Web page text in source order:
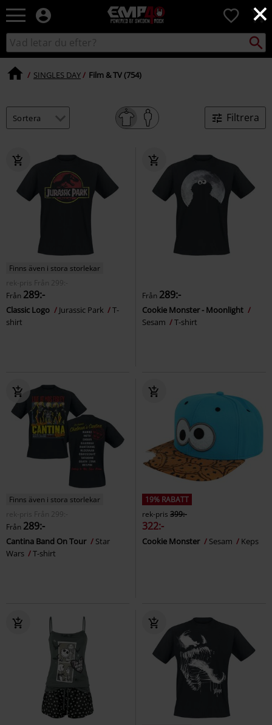
×
EMP
-
Musik,
TV
&
Alternativt
Mode
0
Sök
i
Sök
SINGLES DAY Film & TV (754)
Filtrera
Finns även i stora storlekar
rek-pris
Från 299:-
Från 289:-
Classic Logo Jurassic Park
T-
shirt
Från 289:-
Cookie Monster - Moonlight
Sesam
T-shirt
Finns även i stora storlekar
rek-pris
Från 299:-
Från 289:-
Cantina Band On Tour
Star
Wars
T-shirt
19% RABATT
rek-pris 399:-
322:-
Cookie Monster Sesam Keps